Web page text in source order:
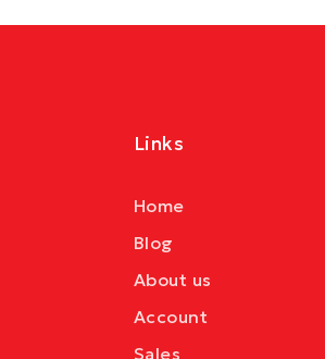
Links
Home
Blog
About us
Account
Sales